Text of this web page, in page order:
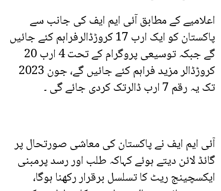
اعلامیے کے مطابق آئی ایم ایف کی جانب سے
پاکستان کو ایک ارب 17 کروڑڈالرفراہم کئے جائیں
گے جبکہ توسیعی پروگرام کے تحت 4 ارب 20
کروڑڈالر مزید فراہم کئے جائیں گے، جون 2023
تک یہ رقم 7 ارب ڈالرتک کردی جائے گی ۔
آئی ایم ایف نے پاکستان کی معاشی صورتحال پر
گائڈ لائن دیتے ہوئے کہاکہ طلب اور رسد پرمبنی
ایکسچینج ریٹ کا تسلسل برقرار رکھنا ہوگا،